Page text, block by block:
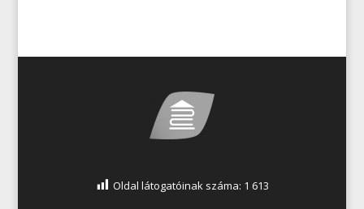
Oldal látogatóinak száma: 1 613